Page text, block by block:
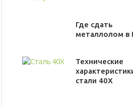
Где сдать
металлолом в
Технические
стали 40Х